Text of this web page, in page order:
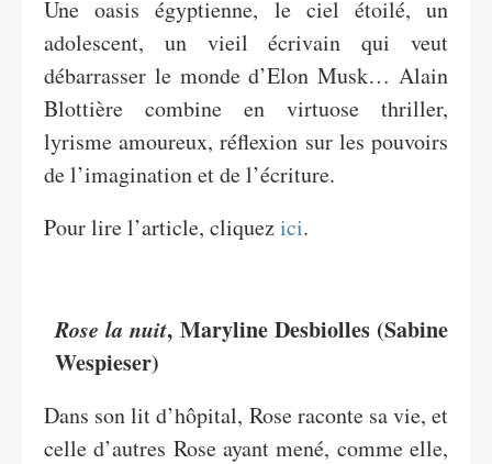
Une oasis égyptienne, le ciel étoilé, un
adolescent, un vieil écrivain qui veut
débarrasser le monde d’Elon Musk… Alain
Blottière combine en virtuose thriller,
lyrisme amoureux, réflexion sur les pouvoirs
de l’imagination et de l’écriture.
Pour lire l’article, cliquezici.
Rose la nuit, Maryline Desbiolles (Sabine
Wespieser)
Dans son lit d’hôpital, Rose raconte sa vie, et
celle d’autres Rose ayant mené, comme elle,